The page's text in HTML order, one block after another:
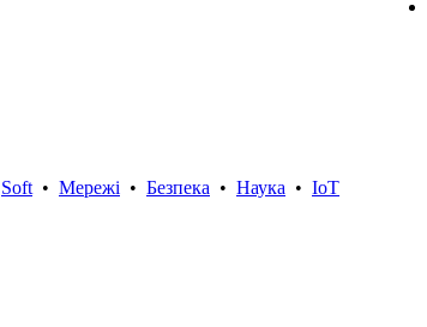
Soft • Мережі • Безпека • Наука • IoT